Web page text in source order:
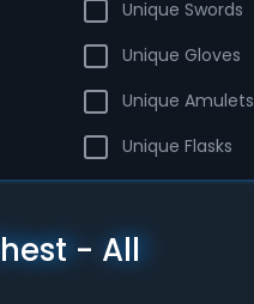
Unique Swords
Unique Gloves
Unique Amulets
Unique Flasks
- All